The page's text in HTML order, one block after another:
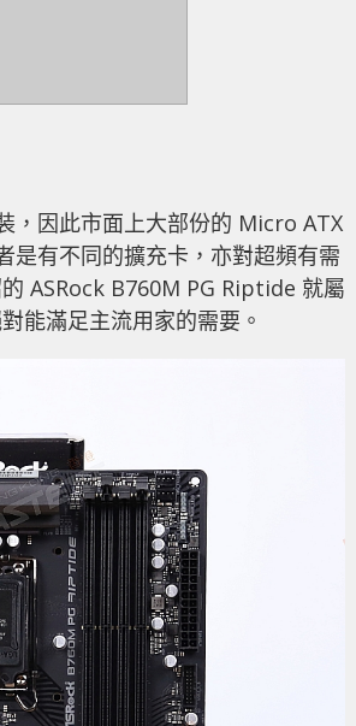
，因此市面上大部份的 Micro ATX
是有不同的擴充卡，亦對超頻有需
ASRock B760M PG Riptide 就屬
能滿足主流用家的需要。